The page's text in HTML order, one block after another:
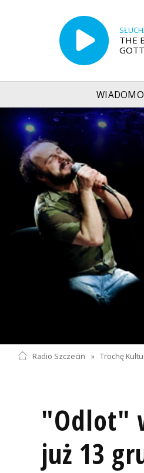
THE
Radio Szczecin » Trochę
"Odlot"
już 13